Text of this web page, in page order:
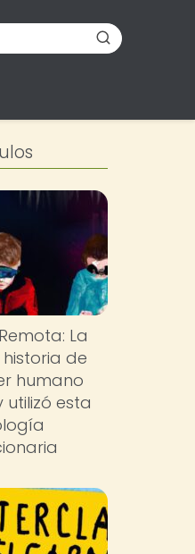
La
de
humano
utilizó esta